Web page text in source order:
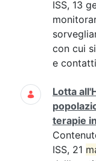
ISS, 13
con cui
e
Lotta
terapie
ISS, 21